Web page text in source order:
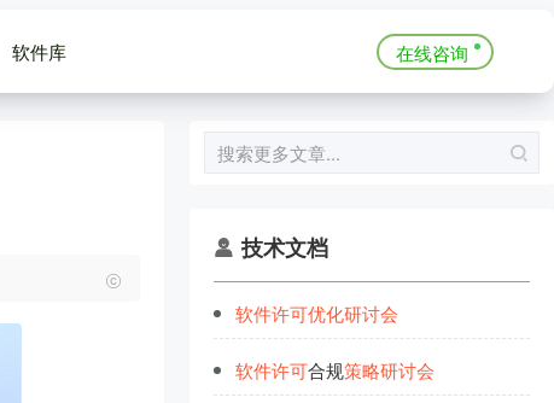
软件库 在线咨询
技术文档
软件许可优化研讨会
软件许可合规策略研讨会